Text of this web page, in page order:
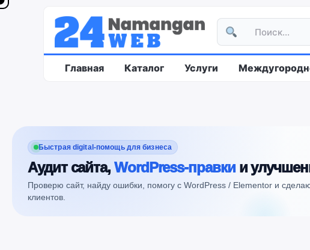
Главная Каталог Услуги
Быстрая digital-помощь для бизнеса
Аудит сайта, WordPress-правкии
Проверю сайт, найду ошибки, помогу с WordPress / Elementor и
клиентов.